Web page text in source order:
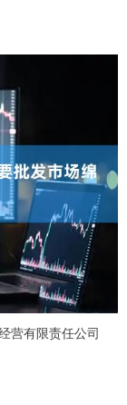
营有限责任公司